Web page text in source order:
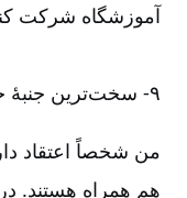
آموزشگاه شرکت
۹-‏‏‏‏ سخت‌‌ترین جنبۀ خدمت برای شما چه بوده است؟
من شخصاً اعتقاد